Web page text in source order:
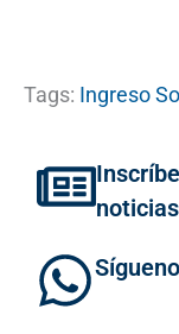
Tags: Ingreso
noticias